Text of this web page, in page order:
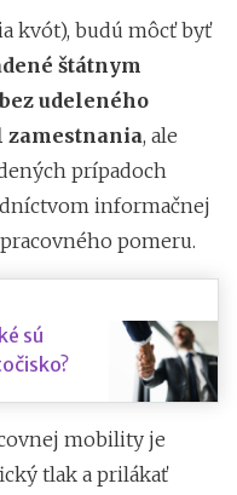
kvót), budú môcť byť
štátnym
udeleného
zamestnania, ale
prípadoch
informačnej
pomeru.
sú
mobility je
tlak a prilákať